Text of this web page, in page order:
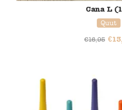
Cana L
Quut
€16,95 €